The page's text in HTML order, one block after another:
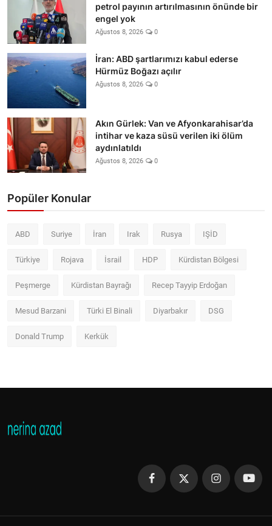
petrol payının artırılmasının önünde bir
engel yok
Ağustos 8, 2026 0
İran: ABD şartlarımızı kabul ederse
Hürmüz Boğazı açılır
Ağustos 8, 2026 0
Akın Gürlek: Van ve Afyonkarahisar’da
intihar ve kaza süsü verilen iki ölüm
aydınlatıldı
Ağustos 8, 2026 0
Popüler Konular
ABD Suriye İran Irak Rusya IŞİD
Türkiye Rojava İsrail HDP Kürdistan Bölgesi
Peşmerge Kürdistan Bayrağı Recep Tayyip Erdoğan
Mesud Barzani Türki El Binali Diyarbakır DSG
Donald Trump Kerkük